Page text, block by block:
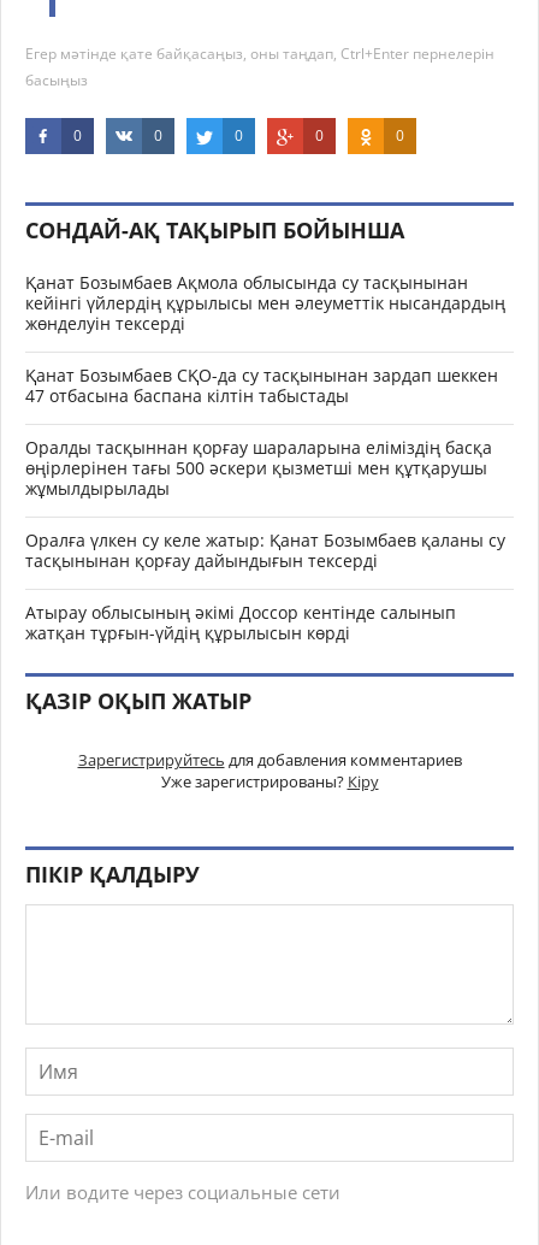
Егер мәтінде қате байқасаңыз, оны таңдап, Ctrl+Enter пернелерін
басыңыз
0 0 0 0 0
СОНДАЙ-АҚ ТАҚЫРЫП БОЙЫНША
Қанат Бозымбаев Ақмола облысында су тасқынынан
кейінгі үйлердің құрылысы мен әлеуметтік нысандардың
жөнделуін тексерді
Қанат Бозымбаев СҚО-да су тасқынынан зардап шеккен
47 отбасына баспана кілтін табыстады
Оралды тасқыннан қорғау шараларына еліміздің басқа
өңірлерінен тағы 500 әскери қызметші мен құтқарушы
жұмылдырылады
Оралға үлкен су келе жатыр: Қанат Бозымбаев қаланы су
тасқынынан қорғау дайындығын тексерді
Атырау облысының әкімі Доссор кентінде салынып
жатқан тұрғын-үйдің құрылысын көрді
ҚАЗІР ОҚЫП ЖАТЫР
Зарегистрируйтесь для добавления комментариев
Уже зарегистрированы? Кіру
ПІКІР ҚАЛДЫРУ
Или водите через социальные сети